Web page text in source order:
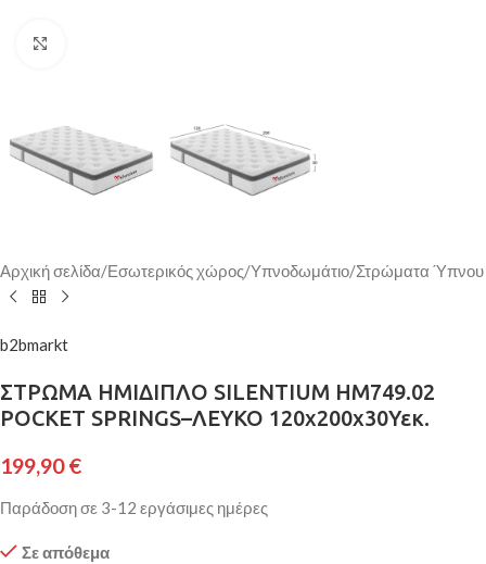
Αρχική σελίδα/Εσωτερικός χώρος/Υπνοδωμάτιο/Στρώματα Ύπνου
b2bmarkt
ΣΤΡΩΜΑ ΗΜΙΔΙΠΛΟ SILENTIUM HM749.02
POCKET SPRINGS–ΛΕΥΚΟ 120x200x30Υεκ.
199,90€
Παράδοση σε 3-12 εργάσιμες ημέρες
Σε απόθεμα